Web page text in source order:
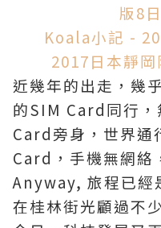
版8
Koala小記 -
2017日本靜
近幾年的出走， 幾乎
的SIM Card同行，
Card旁身，世界通
Card，手機無網絡
Anyway, 旅程已經
在桂林街光顧過不